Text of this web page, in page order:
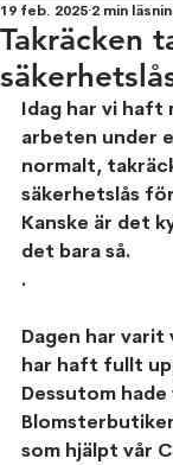
Takräcken
19 feb. 2025 2 min
Idag har vi haft
arbeten under
normalt,
säkerhetslås
Kanske är det
det bara så.
.
Dagen har
har haft fullt
Dessutom hade
som hjälpt vår